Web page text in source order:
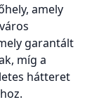
amely
garantált
míg a
hátteret